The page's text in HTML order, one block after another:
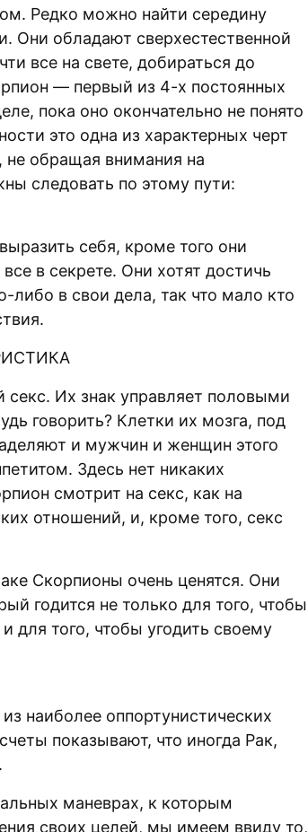
Редко можно найти середину
Они обладают сверхестественной
все на свете, добираться до
— первый из 4-х постоянных
пока оно окончательно не понято
это одна из характерных черт
обращая внимания на
следовать по этому пути:
себя, кроме того они
в секрете. Они хотят достичь
либо в свои дела, так что мало кто
Их знак управляет половыми
говорить? Клетки их мозга, под
и мужчин и женщин этого
Здесь нет никаких
смотрит на секс, как на
отношений, и, кроме того, секс
Скорпионы очень ценятся. Они
годится не только для того, чтобы
для того, чтобы угодить своему
наиболее оппортунистических
показывают, что иногда Рак,
маневрах, к которым
своих целей, мы имеем ввиду то,